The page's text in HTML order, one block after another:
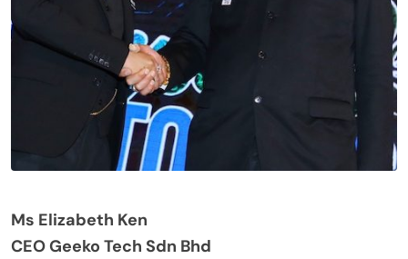
Ms Elizabeth Ken
CEO Geeko Tech Sdn Bhd